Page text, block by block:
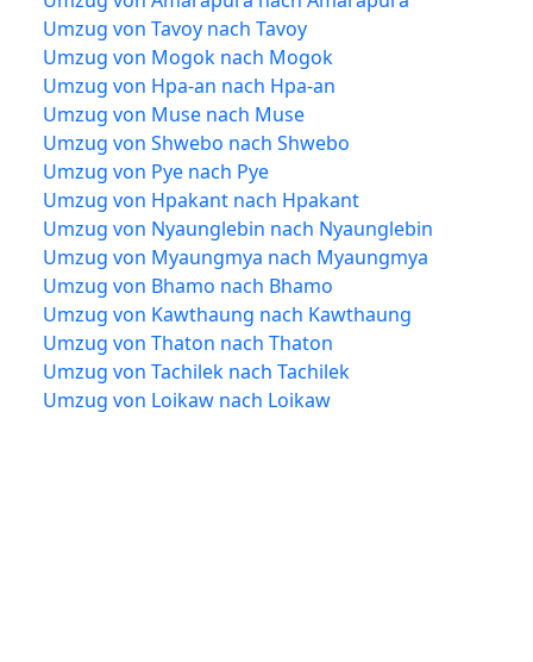
Umzug von Tavoy nach Tavoy
Umzug von Mogok nach Mogok
Umzug von Hpa-an nach Hpa-an
Umzug von Muse nach Muse
Umzug von Shwebo nach Shwebo
Umzug von Pye nach Pye
Umzug von Hpakant nach Hpakant
Umzug von Nyaunglebin nach Nyaunglebin
Umzug von Myaungmya nach Myaungmya
Umzug von Bhamo nach Bhamo
Umzug von Kawthaung nach Kawthaung
Umzug von Thaton nach Thaton
Umzug von Tachilek nach Tachilek
Umzug von Loikaw nach Loikaw